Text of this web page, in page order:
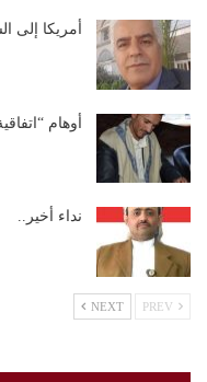
أمريكا إلى
أوهام
نداء أخير..
NEXT